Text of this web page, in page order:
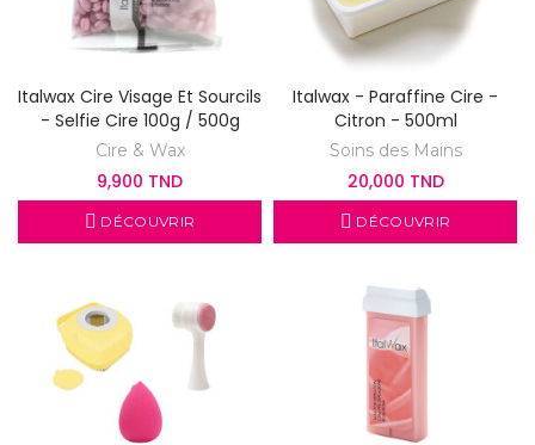
Italwax Cire Visage Et Sourcils
- Selfie Cire 100g / 500g
Cire & Wax
9,900 TND
DÉCOUVRIR
Italwax - Paraffine Cire -
Citron - 500ml
Soins des Mains
20,000 TND
DÉCOUVRIR